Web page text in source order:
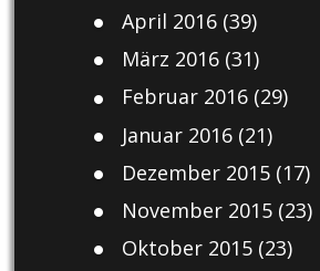
April 2016(39)
März 2016(31)
Februar 2016(29)
Januar 2016(21)
Dezember 2015(17)
November 2015(23)
Oktober 2015(23)